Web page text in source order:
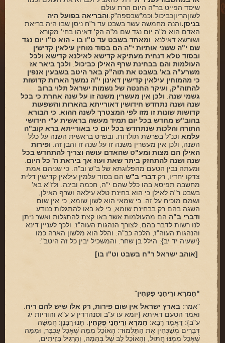
שיסד הפייט בר"ה היום הרת עולם
לשוןהריוןכביכול.וכמ"שבספה"ק.והבריאה בפועל היה
בניסן.והנה מחמשה עשר בשבט עד ר"ח ניסן שבו היה בריאת
האדם הוא מ"ה יום נגד שם מ"ה הק' דאיהו בחי' מקורא
ושורשא דאילנא. ומאחד בשבט עד ט"ו בו - הוא ט"ו יום נגד
שם י"ה ששני אותיות י"ה הם בסוד מוחין עילאין קדישין
ובסוד טלא דנחית מעתיקא קדישא לאילנא קדישא ולכל
העולמות והם בבחינת שרף האילן כביכול. ולכך ביאר אז
משרע"ה בא' בשבט את תוה"ק באר היטב בשבעין אנפין
כי מהמוחין עילאין קדישין דאינון י"ה נמשך הארות קדושות
להתוה"ק, ועיקר החנטה של נשמות ישראל תלוי ברוב
גשמי שנה. ולכן אין מעשרין משנה זו על שנה אחרת כי בכל
שנה ושנה נתחדש חידושין דאורייתא בהארות והשפעות
קדושות שונות זו מזו לפי המצטרך לשנה ההוא. כי הבורא
בהוב"ש מחדש בכל יום תמיד מעשה בראשית ע"י חידושי
התורה והלכות שנתחדש בכל יום כי באורייתא ברא קוב"ה
עלמא וכנ"ל בפרשת תולדות. ובפרט בראשית השנה על כלל
השנה, ולכן אין מעשרין משנה זו על שנה זו והבן זה. ופירות
האילן הם מצות ומע"ט שהאדם עושה וצריך להתחדש בכל
שנה ושנה להתחזק ביתר שאת ועוז אך ביראת ה' כל היום.
ומעתה נבין הטעם מהפלוגתא של ב"ש וב"ה. כי שניהם אמת
צדקו יחדיו, רק דברי ב"ש הם בסוד עלמין עילאין קדישין דלית
מחשבה תפיסא בהו כלל שהם י"ה, חכמה ובינה. ולז"א בא'
בשבט ר"ה לאילן כי הוא בחינת טלא עילאה ושרף האילן,
ושמם מוכיח על זה. כי שמאי הוא לשון שומא, כי אין שום
השגה בהם רק בבחינת שומא, כי לא באו להתגלות כנודע.
ודברי ב"ה הם מהעולמות אשר באו קצת להתגלות ואשר ניתן
לנו רשות לדבר בהם, לצורך הנהגות העוה"ז. ולכך לעניין דינא
והנהגות העוה"ז, הלכה כב"ה. והלל הוא מלשון הארה כמו
{ישעיה יד יב}: הילל בן שחר. והמשכיל יבין כל זה היטב":
[אוהב ישראל ר"ח בשבט וט"ו בו]
"חַמְרָא וְרֵיחָנֵי פַּקְחִין"
"אמר: בארץ ישראל אין שום פירות, רק אלו שיש להם ריח.
ואמר הטעם דאיתא {יומא עו ע"ב וסנהדרין ע ע"א והוריות יג
ע"ב}: דַּאֲמַר רָבָא: חַמְרָא וְרֵיחָנֵי פַּקְחִין. תָּנוּ רַבָּנָן: חֲמִשָּׁה
דְּבָרִים מְשַׁכְּחִין אֶת הַתַּלְמוּד: הָאוֹכֵל מִמַּה שֶׁאָכַל עַכְבָּר, וּמִמַּה
שֶׁאָכַל מִמֶּנּוּ חֲתּוּל, וְהָאוֹכֵל לֵב שֶׁל בְּהֵמָה, וְהָרָגִיל בַּזֵיתִים,